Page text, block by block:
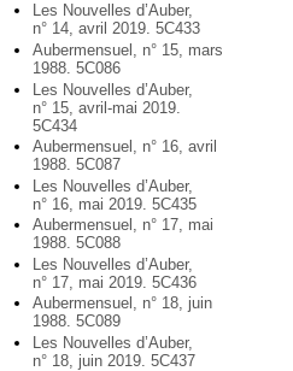
Les Nouvelles d’Auber,
n° 14, avril 2019. 5C433
Aubermensuel, n° 15, mars
1988. 5C086
Les Nouvelles d’Auber,
n° 15, avril-mai 2019.
5C434
Aubermensuel, n° 16, avril
1988. 5C087
Les Nouvelles d’Auber,
n° 16, mai 2019. 5C435
Aubermensuel, n° 17, mai
1988. 5C088
Les Nouvelles d’Auber,
n° 17, mai 2019. 5C436
Aubermensuel, n° 18, juin
1988. 5C089
Les Nouvelles d’Auber,
n° 18, juin 2019. 5C437